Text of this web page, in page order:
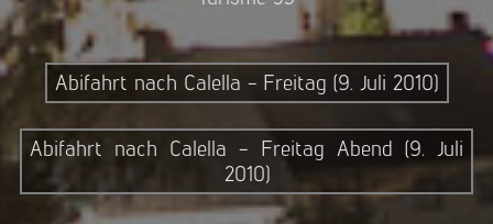
Abifahrt nach Calella - Freitag (9. Juli 2010)
Abifahrt nach Calella - Freitag Abend (9. Juli
2010)